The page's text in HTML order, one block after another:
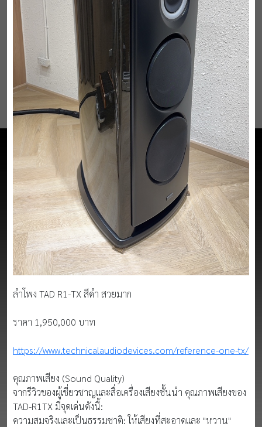
ลำโพง TAD R1-TX สีดำ สวยมาก
ราคา 1,950,000 บาท
https://www.technicalaudiodevices.com/reference-one-tx/
คุณภาพเสียง (Sound Quality)
จากรีวิวของผู้เชี่ยวชาญและสื่อเครื่องเสียงชั้นนำ คุณภาพเสียงของ
TAD-R1TX มีจุดเด่นดังนี้:
ความสมจริงและเป็นธรรมชาติ: ให้เสียงที่สะอาดและ "หวาน"